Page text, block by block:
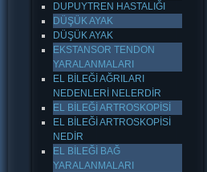
DUPUYTREN HASTALIĞI
DÜŞÜK AYAK
DÜŞÜK AYAK
EKSTANSOR TENDON
YARALANMALARI
EL BİLEĞİ AĞRILARI
NEDENLERİ NELERDİR
EL BİLEĞİ ARTROSKOPİSİ
EL BİLEĞİ ARTROSKOPİSİ
NEDİR
EL BİLEĞİ BAĞ
YARALANMALARI